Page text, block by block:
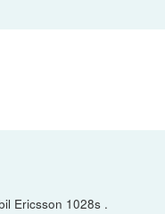
Ericsson 1028s .